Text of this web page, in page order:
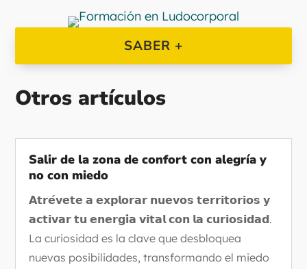
SABER +
Otros artículos
Salir de la zona de confort con alegría y
no con miedo
𝗔𝘁𝗿𝗲́𝘃𝗲𝘁𝗲 𝗮 𝗲𝘅𝗽𝗹𝗼𝗿𝗮𝗿 𝗻𝘂𝗲𝘃𝗼𝘀 𝘁𝗲𝗿𝗿𝗶𝘁𝗼𝗿𝗶𝗼𝘀 𝘆
𝗮𝗰𝘁𝗶𝘃𝗮𝗿 𝘁𝘂 𝗲𝗻𝗲𝗿𝗴𝗶́𝗮 𝘃𝗶𝘁𝗮𝗹 𝗰𝗼𝗻 𝗹𝗮 𝗰𝘂𝗿𝗶𝗼𝘀𝗶𝗱𝗮𝗱.
La curiosidad es la clave que desbloquea
nuevas posibilidades, transformando el miedo